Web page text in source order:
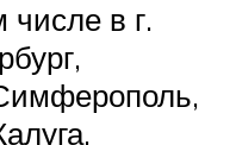
числе в г.